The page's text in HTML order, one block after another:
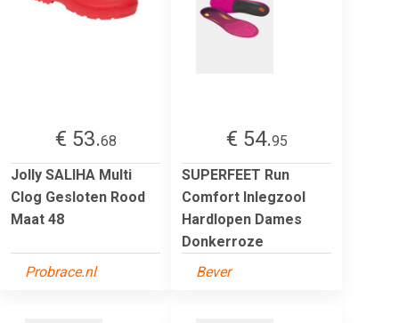
€ 53.68
Jolly SALIHA Multi
Clog Gesloten Rood
Maat 48
Probrace.nl
€ 54.95
SUPERFEET Run
Comfort Inlegzool
Hardlopen Dames
Donkerroze
Bever